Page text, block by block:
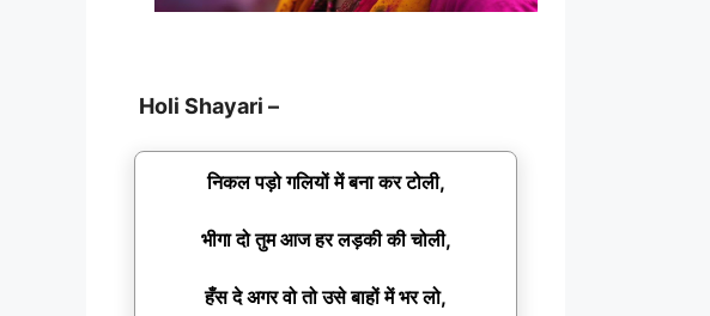
Holi Shayari –
निकल पड़ो गलियों में बना कर टोली,
भीगा दो तुम आज हर लड़की की चोली,
हँस दे अगर वो तो उसे बाहों में भर लो,